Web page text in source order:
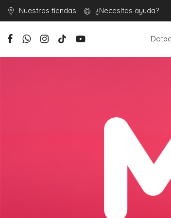
Nuestras tiendas ¿Necesitas ayuda?